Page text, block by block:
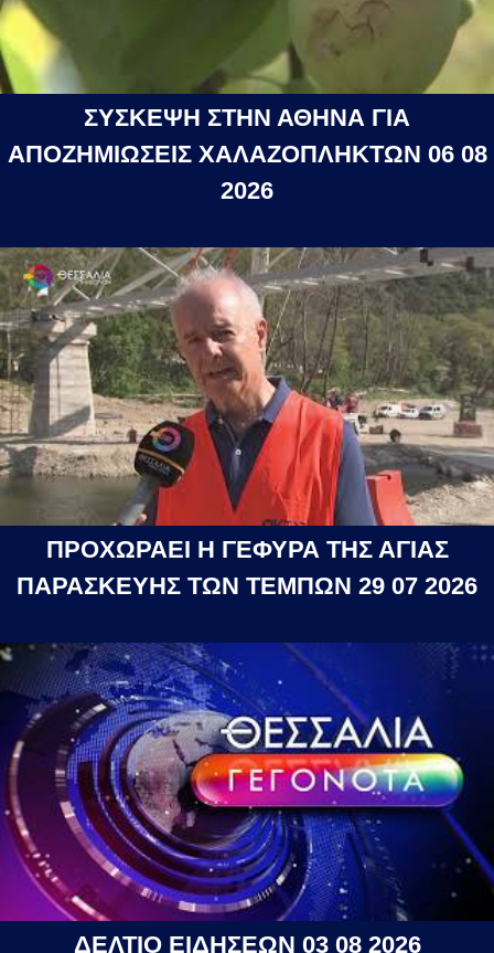
ΣΥΣΚΕΨΗ ΣΤΗΝ ΑΘΗΝΑ ΓΙΑ
ΑΠΟΖΗΜΙΩΣΕΙΣ ΧΑΛΑΖΟΠΛΗΚΤΩΝ 06 08
2026
ΠΡΟΧΩΡΑΕΙ Η ΓΕΦΥΡΑ ΤΗΣ ΑΓΙΑΣ
ΠΑΡΑΣΚΕΥΗΣ ΤΩΝ ΤΕΜΠΩΝ 29 07 2026
ΔΕΛΤΙΟ ΕΙΔΗΣΕΩΝ 03 08 2026